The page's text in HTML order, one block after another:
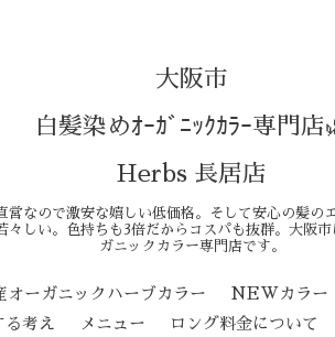
大阪市
白髪染めｵｰｶﾞﾆｯｸｶﾗｰ専門店
Herbs 長居店
なので激安な嬉しい低価格。そして安心の髪の
しい。色持ちも3倍だからコスパも抜群。大阪
ガニックカラー専門店です。
オーガニックハーブカラー NEWカラー
考え
メニュー ロング料金について